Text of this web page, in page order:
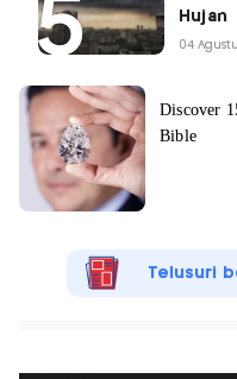
Hujan
04
Telusuri